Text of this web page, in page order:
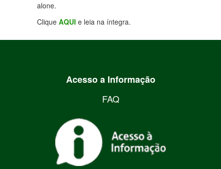
alone.
Clique AQUI e leia na íntegra.
Acesso a Informação
FAQ